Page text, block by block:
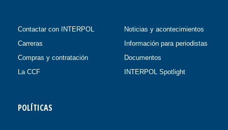
Contactar con INTERPOL
Carreras
Compras y contratación
La CCF
Noticias y acontecimientos
Información para periodistas
Documentos
INTERPOL Spotlight
POLÍTICAS